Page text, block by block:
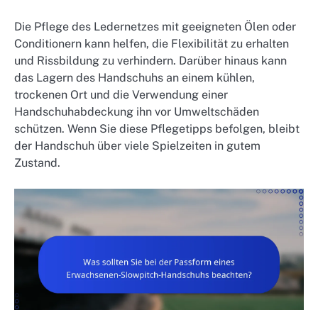
Die Pflege des Ledernetzes mit geeigneten Ölen oder
Conditionern kann helfen, die Flexibilität zu erhalten
und Rissbildung zu verhindern. Darüber hinaus kann
das Lagern des Handschuhs an einem kühlen,
trockenen Ort und die Verwendung einer
Handschuhabdeckung ihn vor Umweltschäden
schützen. Wenn Sie diese Pflegetipps befolgen, bleibt
der Handschuh über viele Spielzeiten in gutem
Zustand.